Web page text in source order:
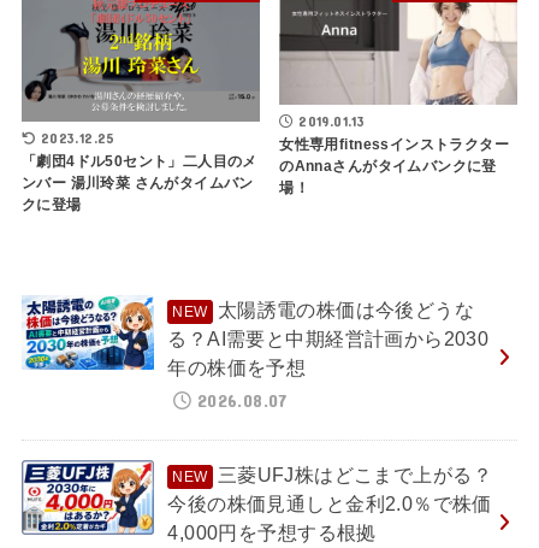
2023.12.25
「劇団4ドル50セント」二人目のメ
ンバー 湯川玲菜 さんがタイムバン
クに登場
2019.01.13
女性専用fitnessインストラクター
のAnnaさんがタイムバンクに登
場！
太陽誘電の株価は今後どうな
る？AI需要と中期経営計画から2030
年の株価を予想
2026.08.07
三菱UFJ株はどこまで上がる？
今後の株価見通しと金利2.0％で株価
4,000円を予想する根拠